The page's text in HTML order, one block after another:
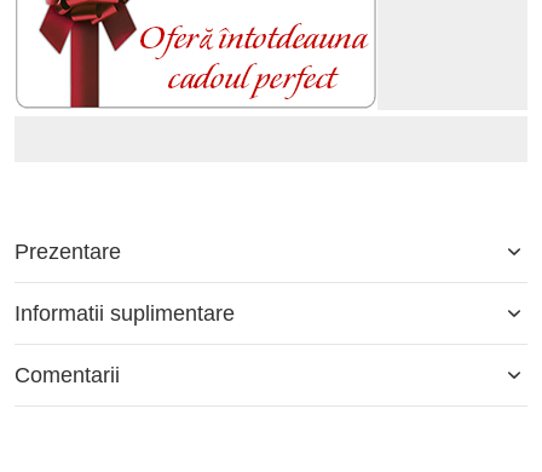
Prezentare
Informatii suplimentare
Comentarii